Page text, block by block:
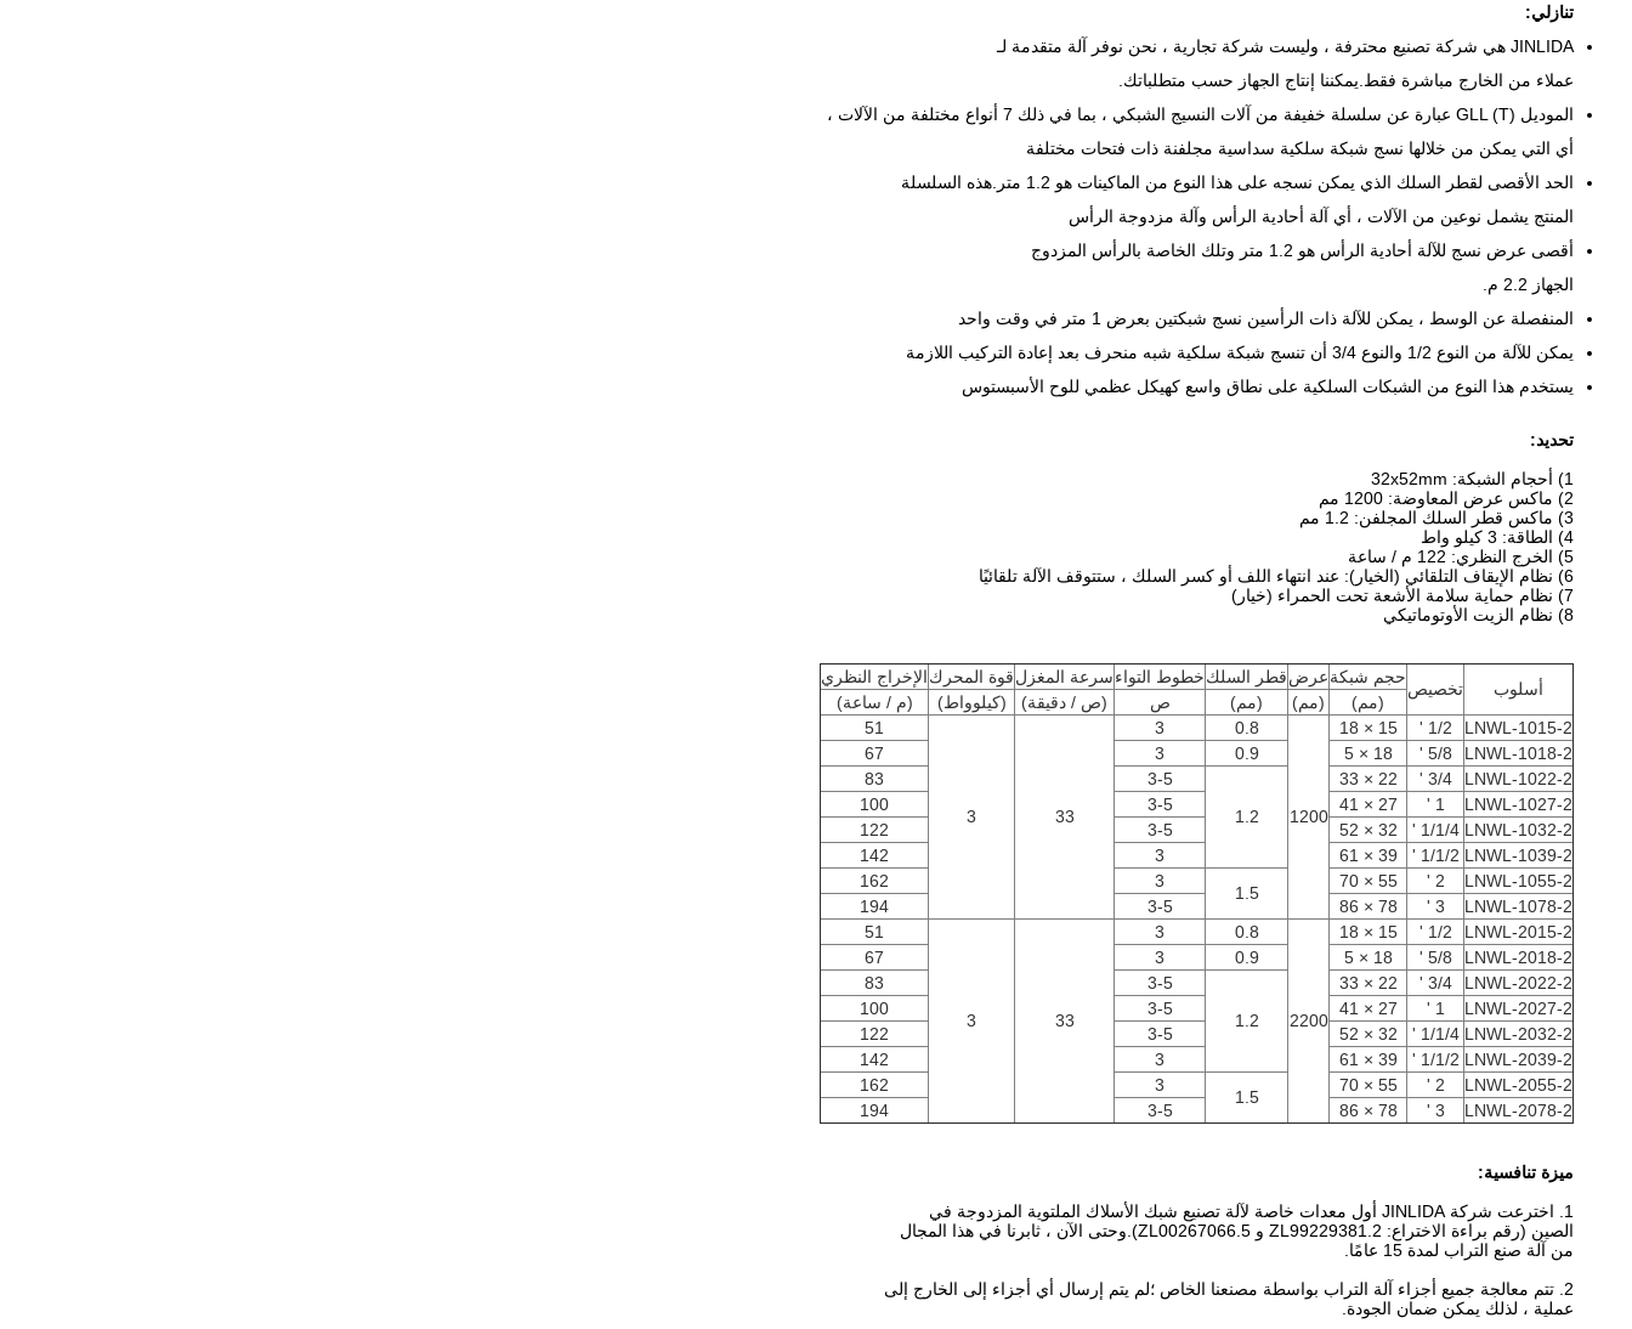
تنازلي:
JINLIDA هي شركة تصنيع محترفة ، وليست شركة تجارية ، نحن نوفر آلة متقدمة لـ
عملاء من الخارج مباشرة فقط.يمكننا إنتاج الجهاز حسب متطلباتك.
الموديل GLL (T) عبارة عن سلسلة خفيفة من آلات النسيج الشبكي ، بما في ذلك 7 أنواع مختلفة من الآلات ،
أي التي يمكن من خلالها نسج شبكة سلكية سداسية مجلفنة ذات فتحات مختلفة
الحد الأقصى لقطر السلك الذي يمكن نسجه على هذا النوع من الماكينات هو 1.2 متر.هذه السلسلة
المنتج يشمل نوعين من الآلات ، أي آلة أحادية الرأس وآلة مزدوجة الرأس
أقصى عرض نسج للآلة أحادية الرأس هو 1.2 متر وتلك الخاصة بالرأس المزدوج
الجهاز 2.2 م.
المنفصلة عن الوسط ، يمكن للآلة ذات الرأسين نسج شبكتين بعرض 1 متر في وقت واحد
يمكن للآلة من النوع 1/2 والنوع 3/4 أن تنسج شبكة سلكية شبه منحرف بعد إعادة التركيب اللازمة
يستخدم هذا النوع من الشبكات السلكية على نطاق واسع كهيكل عظمي للوح الأسبستوس
تحديد:
1) أحجام الشبكة: 32x52mm
2) ماكس عرض المعاوضة: 1200 مم
3) ماكس قطر السلك المجلفن: 1.2 مم
4) الطاقة: 3 كيلو واط
5) الخرج النظري: 122 م / ساعة
6) نظام الإيقاف التلقائي (الخيار): عند انتهاء اللف أو كسر السلك ، ستتوقف الآلة تلقائيًا
7) نظام حماية سلامة الأشعة تحت الحمراء (خيار)
8) نظام الزيت الأوتوماتيكي
أسلوب تخصيص
حجم شبكةعرضقطر السلكخطوط التواءسرعة المغزلقوة المحركالإخراج النظري
(مم)
(مم) (مم) ص (ص / دقيقة) (كيلوواط)
(م / ساعة)
LNWL-1015-2
1/2 '
15 × 18
1200
0.8
3
33
3
51
LNWL-1018-2
5/8 '
18 × 5
0.9
3
67
LNWL-1022-2
3/4 '
22 × 33
1.2
3-5
83
LNWL-1027-2
1 '
27 × 41
3-5
100
LNWL-1032-2
1/1/4 '
32 × 52
3-5
122
LNWL-1039-2
1/1/2 '
39 × 61
3
142
LNWL-1055-2
2 '
55 × 70
1.5
3
162
LNWL-1078-2
3 '
78 × 86
3-5
194
LNWL-2015-2
1/2 '
15 × 18
2200
0.8
3
33
3
51
LNWL-2018-2
5/8 '
18 × 5
0.9
3
67
LNWL-2022-2
3/4 '
22 × 33
1.2
3-5
83
LNWL-2027-2
1 '
27 × 41
3-5
100
LNWL-2032-2
1/1/4 '
32 × 52
3-5
122
LNWL-2039-2
1/1/2 '
39 × 61
3
142
LNWL-2055-2
2 '
55 × 70
1.5
3
162
LNWL-2078-2
3 '
78 × 86
3-5
194
ميزة تنافسية:
1. اخترعت شركة JINLIDA أول معدات خاصة لآلة تصنيع شبك الأسلاك الملتوية المزدوجة في
الصين (رقم براءة الاختراع: ZL99229381.2 و ZL00267066.5).وحتى الآن ، ثابرنا في هذا المجال
من آلة صنع التراب لمدة 15 عامًا.
2. تتم معالجة جميع أجزاء آلة التراب بواسطة مصنعنا الخاص ؛لم يتم إرسال أي أجزاء إلى الخارج إلى
عملية ، لذلك يمكن ضمان الجودة.